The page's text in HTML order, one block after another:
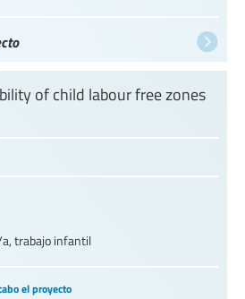
of child labour free zones
trabajo infantil
el proyecto